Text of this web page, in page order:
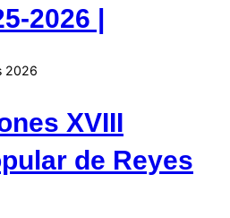
2026 |
XVIII
de Reyes